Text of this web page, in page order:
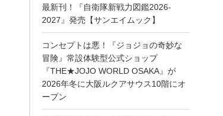
最新刊！『自衛隊新戦力図鑑2026-
2027』発売【サンエイムック】
コンセプトは悪！『ジョジョの奇妙な
冒険』常設体験型公式ショップ
『THE★JOJO WORLD OSAKA』が
2026年冬に大阪ルクアサウス10階にオ
ープン